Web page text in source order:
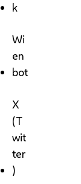
k
Wi
en
bot
X
(T
wit
ter
)